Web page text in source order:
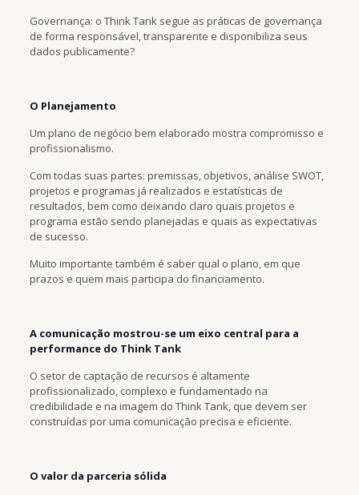
Governança: o Think Tank segue as práticas de governança
de forma responsável, transparente e disponibiliza seus
dados publicamente?
O Planejamento
Um plano de negócio bem elaborado mostra compromisso e
profissionalismo.
Com todas suas partes: premissas, objetivos, análise SWOT,
projetos e programas já realizados e estatísticas de
resultados, bem como deixando claro quais projetos e
programa estão sendo planejadas e quais as expectativas
de sucesso.
Muito importante também é saber qual o plano, em que
prazos e quem mais participa do financiamento.
A comunicação mostrou-se um eixo central para a
performance do Think Tank
O setor de captação de recursos é altamente
profissionalizado, complexo e fundamentado na
credibilidade e na imagem do Think Tank, que devem ser
construídas por uma comunicação precisa e eficiente.
O valor da parceria sólida